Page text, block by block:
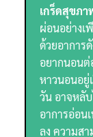
เกร็ดสุขภา
ผ่อนอย่างเ
ด้วยอาการ
อยากนอนต่
หาวนอนอยู่
วัน อาจหลั
อาการอ่อน
ลง ความส